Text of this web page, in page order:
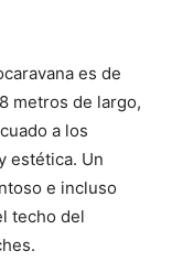
es de
metros de largo,
a los
estética. Un
e incluso
techo del